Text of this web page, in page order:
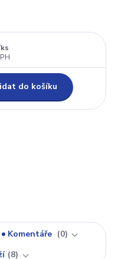
ks
do košíku
Komentáře
0
8